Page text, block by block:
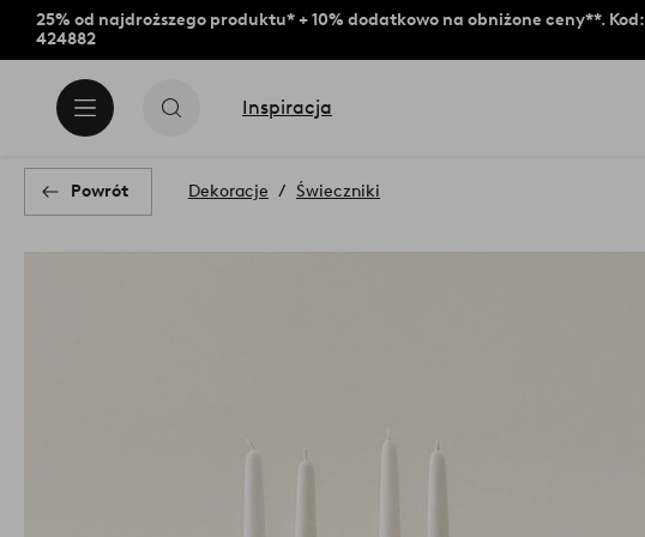
25% od najdroższego produktu* + 10% dodatkowo na obniżone ceny**. Kod:
424882
Inspiracja
Powrót Dekoracje Świeczniki